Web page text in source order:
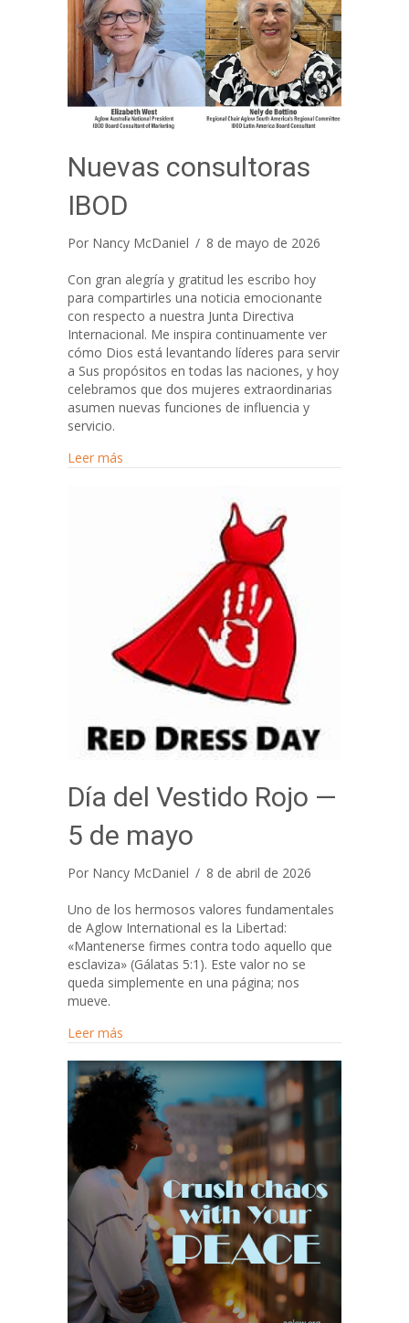
Nuevas consultoras
IBOD
Por Nancy McDaniel / 8 de mayo de 2026
Con gran alegría y gratitud les escribo hoy
para compartirles una noticia emocionante
con respecto a nuestra Junta Directiva
Internacional. Me inspira continuamente ver
cómo Dios está levantando líderes para servir
a Sus propósitos en todas las naciones, y hoy
celebramos que dos mujeres extraordinarias
asumen nuevas funciones de influencia y
servicio.
Leer más
Día del Vestido Rojo —
5 de mayo
Por Nancy McDaniel / 8 de abril de 2026
Uno de los hermosos valores fundamentales
de Aglow International es la Libertad:
«Mantenerse firmes contra todo aquello que
esclaviza» (Gálatas 5:1). Este valor no se
queda simplemente en una página; nos
mueve.
Leer más